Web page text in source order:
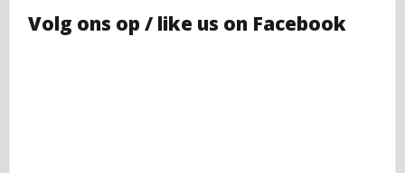
Volg ons op / like us on Facebook